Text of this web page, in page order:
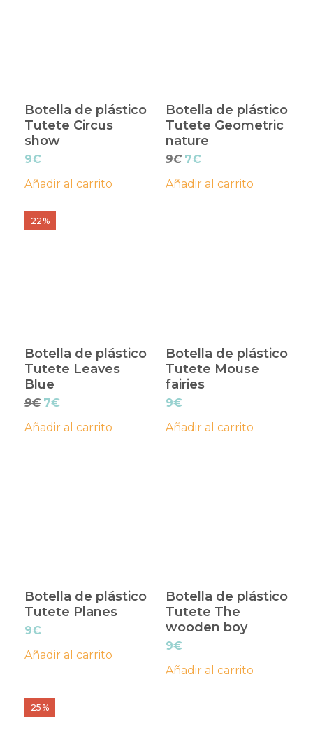
Botella de plástico
Tutete Circus
show
9€
Añadir al carrito
Botella de plástico
Tutete Geometric
nature
9€ El
original
7€El
actual
Añadir al carrito
22%
Botella de plástico
Tutete Leaves
Blue
9€ El
original
7€El
actual
Añadir al carrito
Botella de plástico
Tutete Mouse
fairies
9€
Añadir al carrito
Botella de plástico
Tutete Planes
9€
Añadir al carrito
Botella de plástico
Tutete The
wooden boy
9€
Añadir al carrito
25%